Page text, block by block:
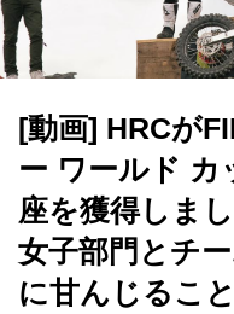
[動画] HRCが
ー ワールド カ
座を獲得しま
女子部門とチ
に甘んじるこ